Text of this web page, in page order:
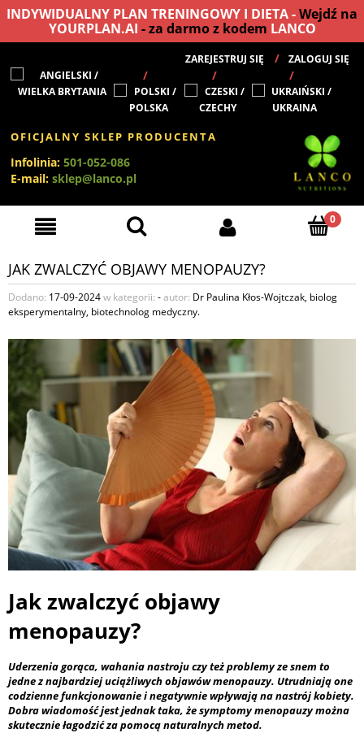
INDYWIDUALNY PLAN TRENINGOWY I DIETA -Wejdź na
YOURPLAN.AI - za darmo z kodem LANCO
ZAREJESTRUJ SIĘ ZALOGUJ SIĘ
OFICJALNY SKLEP PRODUCENTA
Infolinia: 501-052-086
E-mail: sklep@lanco.pl
JAK ZWALCZYĆ OBJAWY MENOPAUZY?
Dodano: 17-09-2024w kategorii: -autor: Dr Paulina Kłos-Wojtczak, biolog
eksperymentalny, biotechnolog medyczny.
Jak zwalczyć objawy
menopauzy?
Uderzenia gorąca, wahania nastroju czy też problemy ze snem to
jedne z najbardziej uciążliwych objawów menopauzy. Utrudniają one
codzienne funkcjonowanie i negatywnie wpływają na nastrój kobiety.
Dobra wiadomość jest jednak taka, że symptomy menopauzy można
skutecznie łagodzić za pomocą naturalnych metod.